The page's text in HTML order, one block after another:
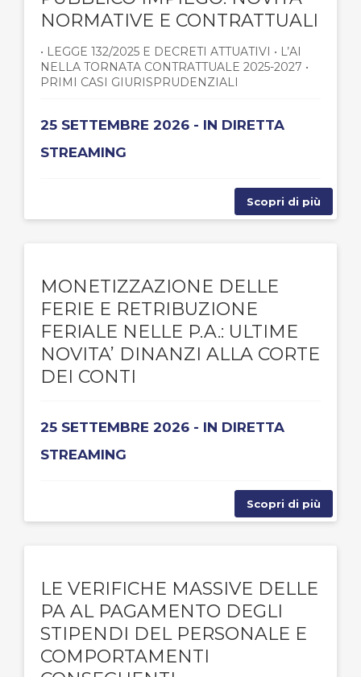
NORMATIVE E CONTRATTUALI
• LEGGE 132/2025 E DECRETI ATTUATIVI • L’AI
NELLA TORNATA CONTRATTUALE 2025-2027 •
PRIMI CASI GIURISPRUDENZIALI
25 SETTEMBRE 2026 - IN DIRETTA
STREAMING
Scopri di più
MONETIZZAZIONE DELLE
FERIE E RETRIBUZIONE
FERIALE NELLE P.A.: ULTIME
NOVITA’ DINANZI ALLA CORTE
DEI CONTI
25 SETTEMBRE 2026 - IN DIRETTA
STREAMING
Scopri di più
LE VERIFICHE MASSIVE DELLE
PA AL PAGAMENTO DEGLI
STIPENDI DEL PERSONALE E
COMPORTAMENTI